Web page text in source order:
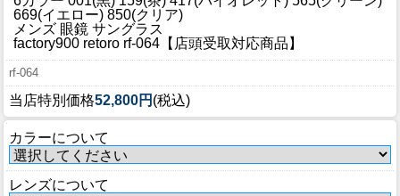
会社概要
COMPANY
インフォメーション
INFORMATION
669(イエロー) 850(クリア)
メンズ 眼鏡 サングラス
factory900 retoro rf-064【店頭受取対応商品】
rf-064
当店特別価格52,800円 (税込)
カラーについて
レンズについて